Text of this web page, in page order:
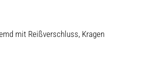
mit Reißverschluss, Kragen